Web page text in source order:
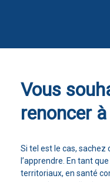
Vous
renoncer
Si tel est le cas, sachez
l’apprendre. En tant
territoriaux, en santé